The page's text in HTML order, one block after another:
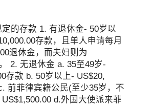
的存款 1. 有退休金- 50岁以
存款，且单人申请每月
退休金，而夫妇则为
2. 无退休金 a. 35至49岁-
存款 b. 50岁以上- US$20,
前菲律宾籍公民(至少35岁，不
d.外国大使派来菲